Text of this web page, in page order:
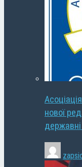
нової
державні